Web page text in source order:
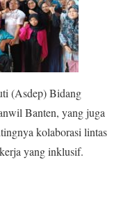
(Asdep) Bidang
Banten, yang juga
kolaborasi lintas
yang inklusif.